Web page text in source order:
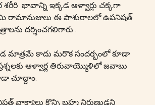
ఇక్కడ ఆళ్వార్లు చక్కగా
రామానుజులు ఈ పాశురాలలో ఉపనిషత్
దర్శించగలిగారు .
కాదు మరొక సందర్భంలో కూడా
ఆళ్వార్ల తిరువాయ్మొళిలో జవాబు
చూద్దాం.
కొన్ని బ్రహ్మ నిర్గుణుడని